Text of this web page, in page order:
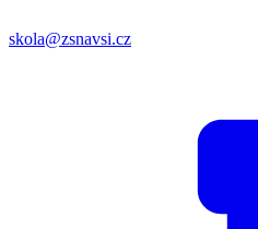
skola@zsnavsi.cz